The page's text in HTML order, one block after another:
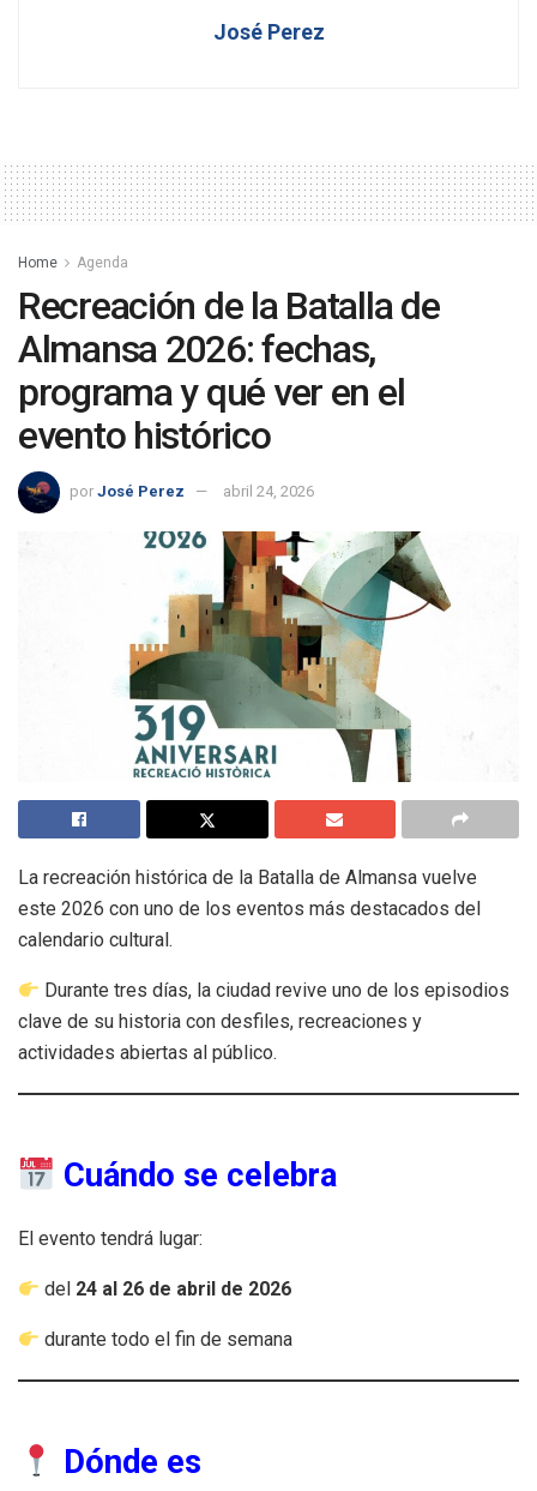
José Perez
Home Agenda
Recreación de la Batalla de
Almansa 2026: fechas,
programa y qué ver en el
evento histórico
por José Perez abril 24, 2026
La recreación histórica de la Batalla de Almansa vuelve
este 2026 con uno de los eventos más destacados del
calendario cultural.
Durante tres días, la ciudad revive uno de los episodios
clave de su historia con desfiles, recreaciones y
actividades abiertas al público.
Cuándo se celebra
El evento tendrá lugar:
del 24 al 26 de abril de 2026
durante todo el fin de semana
Dónde es